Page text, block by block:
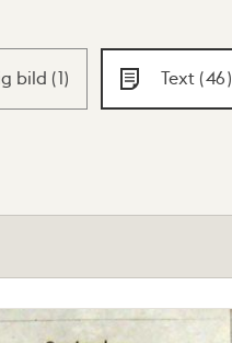
bild (1) Text (46)